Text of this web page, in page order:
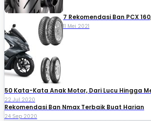
7 Rekomendasi Ban PCX
11 Mei 2021
50 Kata-Kata Anak Motor, Dari Lucu Hingga
22 Jul 2020
Rekomendasi Ban Nmax Terbaik Buat Harian
24 Sep 2020